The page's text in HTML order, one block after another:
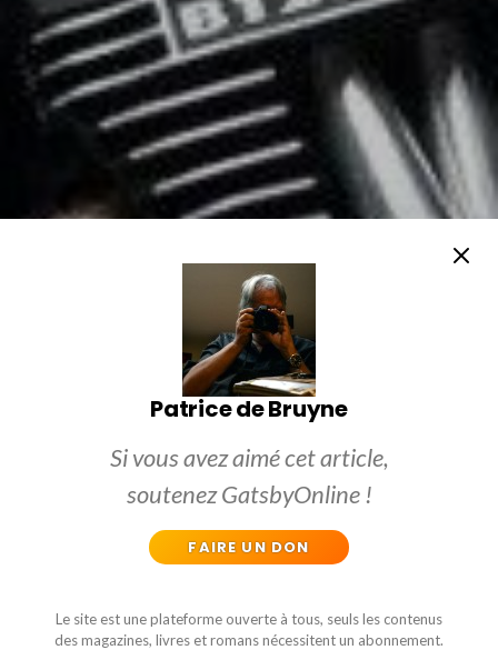
Patrice de Bruyne
Si vous avez aimé cet article,
soutenez GatsbyOnline !
FAIRE UN DON
Le site est une plateforme ouverte à tous, seuls les contenus
des magazines, livres et romans nécessitent un abonnement.